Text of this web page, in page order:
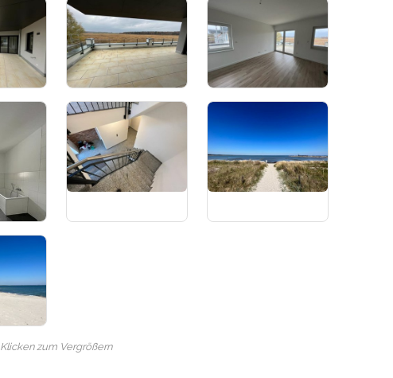
Klicken zum Vergrößern